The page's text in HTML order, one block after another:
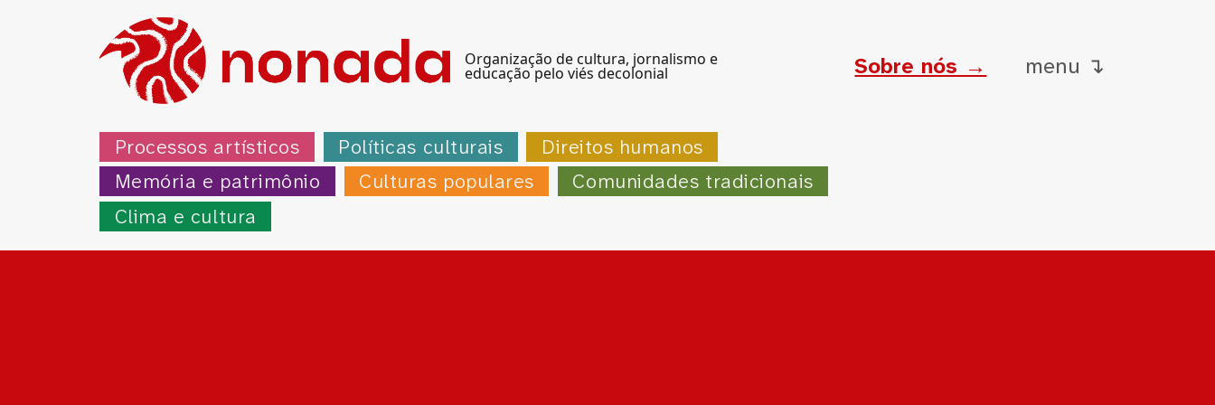
Organização de cultura, jornalismo e
educação pelo viés decolonial Sobre nós → menu ↴
Processos artísticos Políticas culturais
Direitos humanos
Memória e patrimônio
Culturas populares
Comunidades tradicionais
Clima e cultura